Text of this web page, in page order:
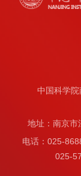
中国科学
地址：南京市
电话：025-
025-